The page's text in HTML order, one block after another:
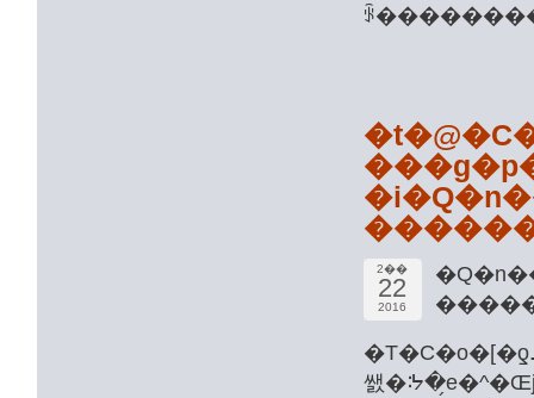
2��
22
2016
�T�C�o�[�ƍߑ{�����ƕx���x�@���́A2��18���A���